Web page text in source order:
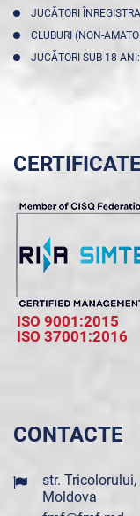
JUCĂTORI
CLUBURI (NON-
JUCĂTORI SUB 18
CERTIFICATE
ISO 9001:2015
ISO 37001:2016
CONTACTE
str. Tricolorului,
Moldova